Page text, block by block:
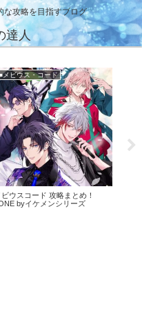
な攻略を目指すブログ
達人
攻略まとめ(王子EK)
子様のプロポーズEK イベント攻
ラブ度数値＆選択肢まとめ！